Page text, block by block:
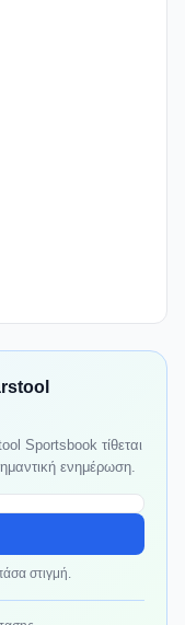
Sportsbook τίθεται
ενημέρωση.
στιγμή.